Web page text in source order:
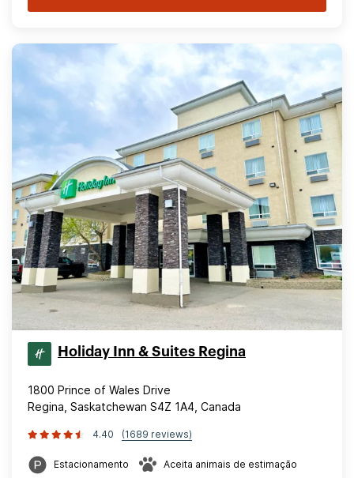
Holiday Inn & Suites Regina
1800 Prince of Wales Drive
Regina, Saskatchewan S4Z 1A4, Canada
4.40 (1689 reviews)
Estacionamento Aceita animais de estimação